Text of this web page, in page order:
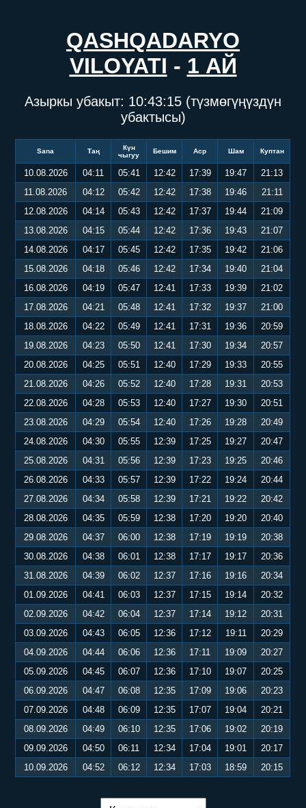
QASHQADARYO
VILOYATI - 1 АЙ
Азыркы убакыт: 10:43:15 (түзмөгүңүздүн
убактысы)
Sana Таң
Күн
чыгуу
Бешим Аср Шам Куптан
10.08.2026 04:11 05:41 12:42 17:39 19:47
21:13
11.08.2026
04:12 05:42 12:42 17:38 19:46
21:11
12.08.2026
04:14 05:43 12:42 17:37 19:44
21:09
13.08.2026
04:15 05:44 12:42 17:36 19:43
21:07
14.08.2026
04:17 05:45 12:42 17:35 19:42
21:06
15.08.2026
04:18 05:46 12:42 17:34 19:40
21:04
16.08.2026
04:19 05:47 12:41 17:33 19:39
21:02
17.08.2026
04:21 05:48 12:41 17:32 19:37
21:00
18.08.2026
04:22 05:49 12:41 17:31 19:36
20:59
19.08.2026
04:23 05:50 12:41 17:30 19:34
20:57
20.08.2026
04:25 05:51 12:40 17:29 19:33
20:55
21.08.2026
04:26 05:52 12:40 17:28 19:31
20:53
22.08.2026
04:28 05:53 12:40 17:27 19:30
20:51
23.08.2026
04:29 05:54 12:40 17:26 19:28
20:49
24.08.2026
04:30 05:55 12:39 17:25 19:27
20:47
25.08.2026
04:31 05:56 12:39 17:23 19:25
20:46
26.08.2026
04:33 05:57 12:39 17:22 19:24
20:44
27.08.2026
04:34 05:58 12:39 17:21 19:22
20:42
28.08.2026
04:35 05:59 12:38 17:20 19:20
20:40
29.08.2026
04:37 06:00 12:38 17:19 19:19
20:38
30.08.2026
04:38 06:01 12:38 17:17 19:17
20:36
31.08.2026
04:39 06:02 12:37 17:16 19:16
20:34
01.09.2026
04:41 06:03 12:37 17:15 19:14
20:32
02.09.2026
04:42 06:04 12:37 17:14 19:12
20:31
03.09.2026
04:43 06:05 12:36 17:12 19:11
20:29
04.09.2026
04:44 06:06 12:36 17:11 19:09
20:27
05.09.2026
04:45 06:07 12:36 17:10 19:07
20:25
06.09.2026
04:47 06:08 12:35 17:09 19:06
20:23
07.09.2026
04:48 06:09 12:35 17:07 19:04
20:21
08.09.2026
04:49 06:10 12:35 17:06 19:02
20:19
09.09.2026
04:50 06:11 12:34 17:04 19:01
20:17
10.09.2026
04:52 06:12 12:34 17:03 18:59 20:15